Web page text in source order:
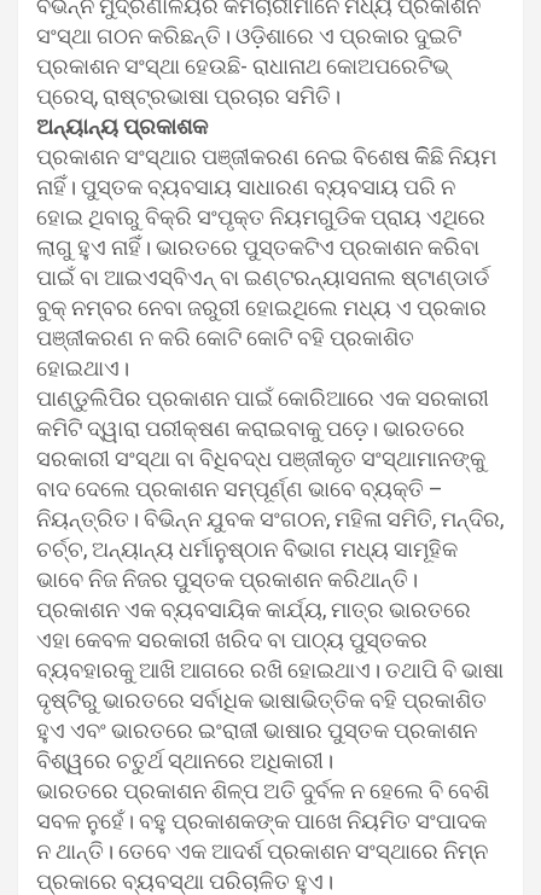
ବିଭିନ୍ନ ମୁଦ୍ରଣାଳୟର କର୍ମଚାରୀମାନେ ମଧ୍ୟ ପ୍ରକାଶନ
ସଂସ୍ଥା ଗଠନ କରିଛନ୍ତି। ଓଡ଼ିଶାରେ ଏ ପ୍ରକାର ଦୁଇଟି
ପ୍ରକାଶନ ସଂସ୍ଥା ହେଉଛି- ରାଧାନାଥ କୋଅପରେଟିଭ୍
ପ୍ରେସ୍‌, ରାଷ୍ଟ୍ରଭାଷା ପ୍ରଚାର ସମିତି।
ଅନ୍ୟାନ୍ୟ ପ୍ରକାଶକ
ପ୍ରକାଶନ ସଂସ୍ଥାର ପଞ୍ଜୀକରଣ ନେଇ ବିଶେଷ କିିଛି ନିୟମ
ନାହିଁ। ପୁସ୍ତକ ବ୍ୟବସାୟ ସାଧାରଣ ବ୍ୟବସାୟ ପରି ନ
ହୋଇ ଥିବାରୁ ବିକ୍ରି ସଂପୃକ୍ତ ନିୟମଗୁଡିକ ପ୍ରାୟ ଏଥିରେ
ଲାଗୁ ହୁଏ ନାହିଁ। ଭାରତରେ ପୁସ୍ତକଟିଏ ପ୍ରକାଶନ କରିବା
ପାଇଁ ବା ଆଇଏସ୍‌ବିଏନ୍ ବା ଇଣ୍ଟରନ୍ୟାସନାଲ ଷ୍ଟାଣ୍ଡାର୍ଡ
ବୁକ୍ ନମ୍ବର ନେବା ଜରୁରୀ ହୋଇଥିଲେ ମଧ୍ୟ ଏ ପ୍ରକାର
ପଞ୍ଜୀକରଣ ନ କରି କୋଟି କୋଟି ବହି ପ୍ରକାଶିତ
ହୋଇଥାଏ।
ପାଣ୍ଡୁଲିପିର ପ୍ରକାଶନ ପାଇଁ କୋରିଆରେ ଏକ ସରକାରୀ
କମିଟି ଦ୍ୱାରା ପରୀକ୍ଷଣ କରାଇବାକୁ ପଡ଼େ। ଭାରତରେ
ସରକାରୀ ସଂସ୍ଥା ବା ବିଧିବଦ୍ଧ ପଞ୍ଜୀକୃତ ସଂସ୍ଥାମାନଙ୍କୁ
ବାଦ ଦେଲେ ପ୍ରକାଶନ ସମ୍ପୂର୍ଣ୍ଣ ଭାବେ ବ୍ୟକ୍ତି –
ନିୟନ୍ତ୍ରିତ। ବିଭିନ୍ନ ଯୁବକ ସଂଗଠନ, ମହିଳା ସମିତି, ମନ୍ଦିର,
ଚର୍ଚ୍ଚ, ଅନ୍ୟାନ୍ୟ ଧର୍ମାନୁଷ୍ଠାନ ବିଭାଗ ମଧ୍ୟ ସାମୂହିକ
ଭାବେ ନିଜ ନିଜର ପୁସ୍ତକ ପ୍ରକାଶନ କରିଥାନ୍ତି।
ପ୍ରକାଶନ ଏକ ବ୍ୟବସାୟିକ କାର୍ଯ୍ୟ, ମାତ୍ର ଭାରତରେ
ଏହା କେବଳ ସରକାରୀ ଖରିଦ ବା ପାଠ୍ୟ ପୁସ୍ତକର
ବ୍ୟବହାରକୁ ଆଖି ଆଗରେ ରଖି ହୋଇଥାଏ। ତଥାପି ବି ଭାଷା
ଦୃଷ୍ଟିରୁ ଭାରତରେ ସର୍ବାଧିକ ଭାଷାଭିତ୍ତିକ ବହି ପ୍ରକାଶିତ
ହୁଏ ଏବଂ ଭାରତରେ ଇଂରାଜୀ ଭାଷାର ପୁସ୍ତକ ପ୍ରକାଶନ
ବିଶ୍ୱରେ ଚତୁର୍ଥ ସ୍ଥାନରେ ଅଧିକାରୀ।
ଭାରତରେ ପ୍ରକାଶନ ଶିଳ୍ପ ଅତି ଦୁର୍ବଳ ନ ହେଲେ ବି ବେଶି
ସବଳ ନୁହେଁ। ବହୁ ପ୍ରକାଶକଙ୍କ ପାଖେ ନିୟମିତ ସଂପାଦକ
ନ ଥାନ୍ତି। ତେବେ ଏକ ଆଦର୍ଶ ପ୍ରକାଶନ ସଂସ୍ଥାରେ ନିମ୍ନ
ପ୍ରକାରେ ବ୍ୟବସ୍ଥା ପରିଚାଳିତ ହୁଏ।